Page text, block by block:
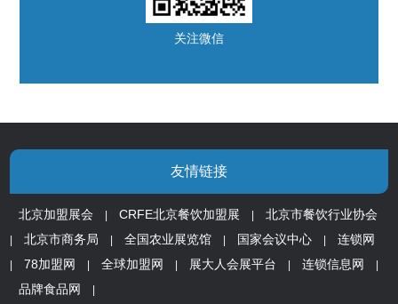
关注微信
友情链接
北京加盟展会 CRFE北京餐饮加盟展 北京市餐饮行业协会
北京市商务局 全国农业展览馆 国家会议中心 连锁网
78加盟网 全球加盟网 展大人会展平台 连锁信息网
品牌食品网